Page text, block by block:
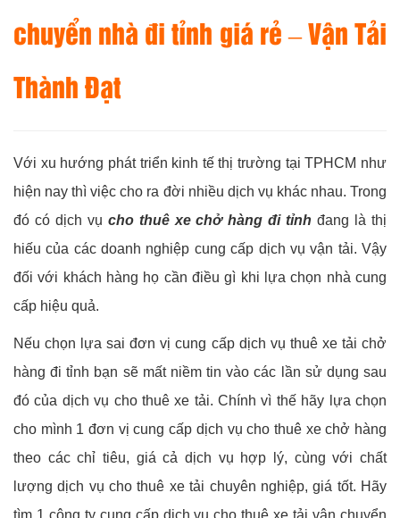
chuyển nhà đi tỉnh giá rẻ – Vận Tải
Thành Đạt
Với xu hướng phát triển kinh tế thị trường tại TPHCM như
hiện nay thì việc cho ra đời nhiều dịch vụ khác nhau. Trong
đó có dịch vụ cho thuê xe chở hàng đi tỉnh đang là thị
hiếu của các doanh nghiệp cung cấp dịch vụ vận tải. Vậy
đối với khách hàng họ cần điều gì khi lựa chọn nhà cung
cấp hiệu quả.
Nếu chọn lựa sai đơn vị cung cấp dịch vụ thuê xe tải chở
hàng đi tỉnh bạn sẽ mất niềm tin vào các lần sử dụng sau
đó của dịch vụ cho thuê xe tải. Chính vì thế hãy lựa chọn
cho mình 1 đơn vị cung cấp dịch vụ cho thuê xe chở hàng
theo các chỉ tiêu, giá cả dịch vụ hợp lý, cùng với chất
lượng dịch vụ cho thuê xe tải chuyên nghiệp, giá tốt. Hãy